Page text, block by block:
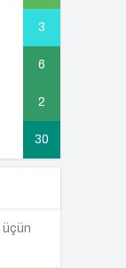
3
6
2
30
üçün